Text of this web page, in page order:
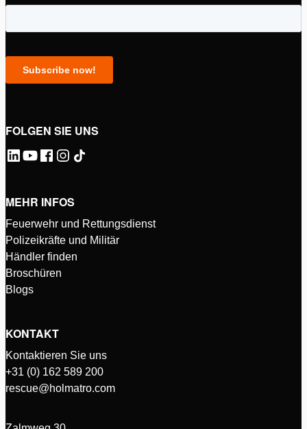
FOLGEN SIE UNS
MEHR INFOS
Feuerwehr und Rettungsdienst
Polizeikräfte und Militär
Händler finden
Broschüren
Blogs
KONTAKT
Kontaktieren Sie uns
+31 (0) 162 589 200
rescue@holmatro.com